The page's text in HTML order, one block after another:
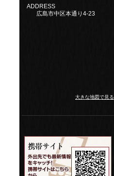
ADDRESS
広島市中区本通り4-23
大きな地図で見る